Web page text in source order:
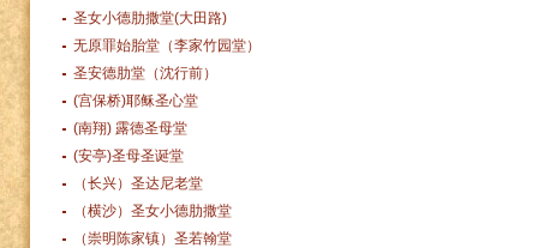
圣女小德肋撒堂(大田路)
无原罪始胎堂（李家竹园堂）
圣安德肋堂（沈行前）
(宫保桥)耶稣圣心堂
(南翔) 露德圣母堂
(安亭)圣母圣诞堂
（长兴）圣达尼老堂
（横沙）圣女小德肋撒堂
（崇明陈家镇）圣若翰堂